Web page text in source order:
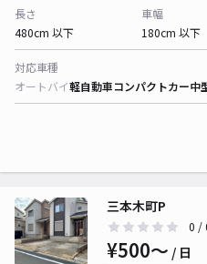
長さ
480cm 以下
車幅
180cm 以下
対応車種
オートバイ軽自動車コンパクトカー中
三本木町P
0 /
¥500〜 / 日